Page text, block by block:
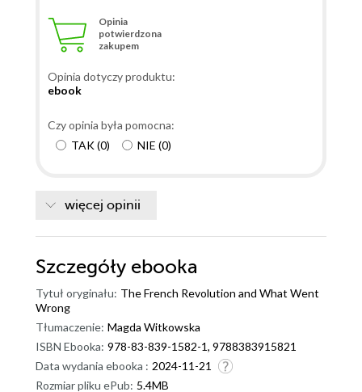
Opinia
potwierdzona
zakupem
Opinia dotyczy produktu:
ebook
Czy opinia była pomocna:
TAK(0) NIE (0)
więcej opinii
Szczegóły ebooka
Tytuł oryginału: The French Revolution and What Went
Wrong
Tłumaczenie: Magda Witkowska
ISBN Ebooka: 978-83-839-1582-1, 9788383915821
Data wydania ebooka : 2024-11-21
Rozmiar pliku ePub: 5.4MB